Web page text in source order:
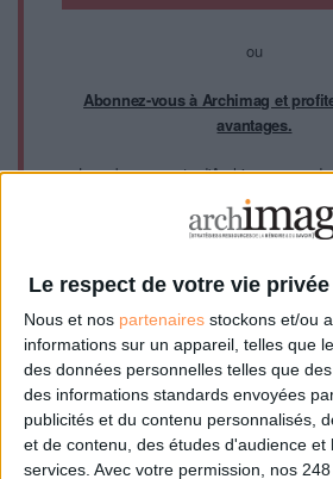
Le respect de votre vie
Nous et nos partenaires stockons et/ou
informations sur un appareil, telles que
des données personnelles telles que
des informations standards envoyées
publicités et du contenu personnalisés,
et de contenu, des études d'audience et
services. Avec votre permission, nos
ou
Abonnez-vous à Archimag et
avantages.
Les abonnements d'Archimag vous
exclusif à l'ensemble du site internet.
magazines au format PDF, vos guides
Archimag, c'est le magazine qui vous
votre transformation digitale :
l'information, gestion documentaire,
archivage électronique, data,
Le respect de votre vie privée est
noter que certains traitements de
personnelles peuvent ne pas
consentement. Vos préférences ne
site Web. Vous pouvez modifier vos